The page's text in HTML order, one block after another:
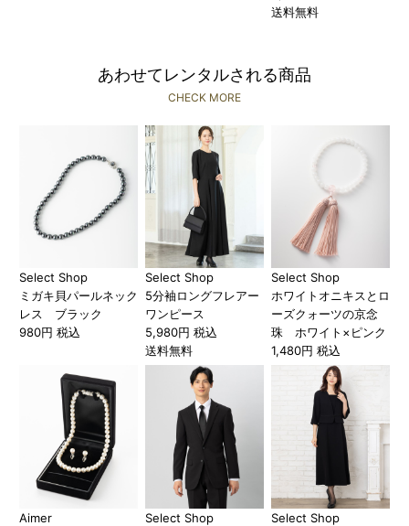
送料無料
あわせてレンタルされる商品
CHECK MORE
Select Shop
ミガキ貝パールネック
レス ブラック
980円 税込
Select Shop
5分袖ロングフレアー
ワンピース
5,980円 税込
送料無料
Select Shop
ホワイトオニキスとロ
ーズクォーツの京念
珠 ホワイト×ピンク
1,480円 税込
Aimer
Select Shop
Select Shop